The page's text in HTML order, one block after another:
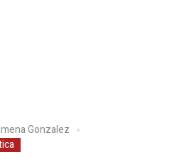
Gonzalez